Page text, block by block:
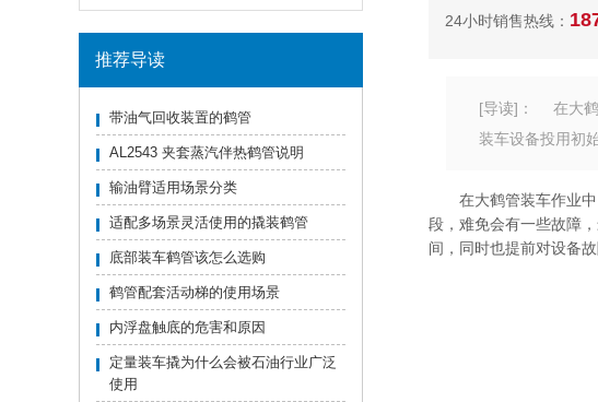
推荐导读
带油气回收装置的鹤管
AL2543 夹套蒸汽伴热鹤管说明
输油臂适用场景分类
适配多场景灵活使用的撬装鹤管
底部装车鹤管该怎么选购
鹤管配套活动梯的使用场景
内浮盘触底的危害和原因
定量装车撬为什么会被石油行业广泛
使用
24小时销售热线：
[导读]：
在大鹤
装车设备投用初
在大鹤管装车作业中
段，难免会有一些故障
间，同时也提前对设备